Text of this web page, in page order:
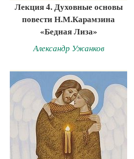
Лекция 4. Духовные основы
повести Н.М.Карамзина
«Бедная Лиза»
Александр Ужанков